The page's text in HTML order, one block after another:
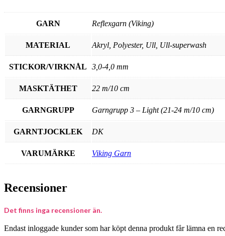
GARN Reflexgarn (Viking)
MATERIAL Akryl, Polyester, Ull, Ull-superwash
STICKOR/VIRKNÅL 3,0-4,0 mm
MASKTÄTHET 22 m/10 cm
GARNGRUPP Garngrupp 3 – Light (21-24 m/10 cm)
GARNTJOCKLEK DK
VARUMÄRKE Viking Garn
Recensioner
Det finns inga recensioner än.
Endast inloggade kunder som har köpt denna produkt får lämna en